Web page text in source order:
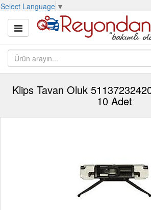
Select Language ▼
Klips Tavan Oluk
10 Adet